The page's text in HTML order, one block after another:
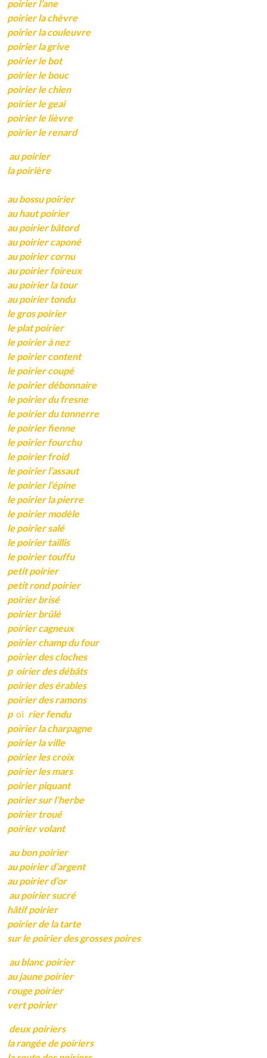
poirier l’ane
poirier la chèvre
poirier la couleuvre
poirier la grive
poirier le bot
poirier le bouc
poirier le chien
poirier le geai
poirier le lièvre
poirier le renard
au poirier
la poirière
au bossu poirier
au haut poirier
au poirier bâtord
au poirier caponé
au poirier cornu
au poirier foireux
au poirier la tour
au poirier tondu
le gros poirier
le plat poirier
le poirier à nez
le poirier content
le poirier coupé
le poirier débonnaire
le poirier du fresne
le poirier du tonnerre
le poirier fienne
le poirier fourchu
le poirier froid
le poirier l’assaut
le poirier l’épine
le poirier la pierre
le poirier modèle
le poirier salé
le poirier taillis
le poirier touffu
petit poirier
petit rond poirier
poirier brisé
poirier brûlé
poirier cagneux
poirier champ du four
poirier des cloches
p oirier des débâts
poirier des érables
poirier des ramons
p oi rier fendu
poirier la charpagne
poirier la ville
poirier les croix
poirier les mars
poirier piquant
poirier sur l’herbe
poirier troué
poirier volant
au bon poirier
au poirier d’argent
au poirier d’or
au poirier sucré
hâtif poirier
poirier de la tarte
sur le poirier des grosses poires
au blanc poirier
au jaune poirier
rouge poirier
vert poirier
deux poiriers
la rangée de poiriers